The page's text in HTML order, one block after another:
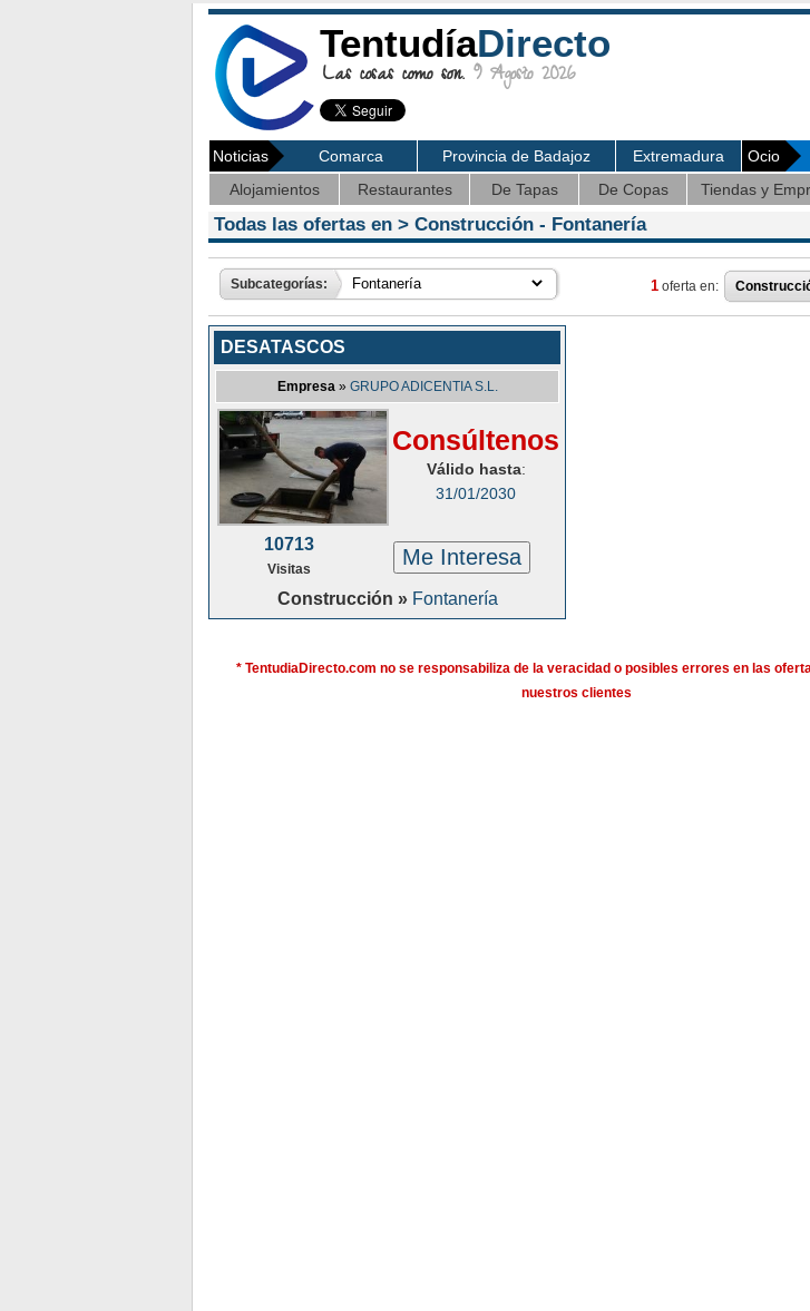
TentudíaDirecto
Las cosas como son. 9 Agosto 2026
Noticias Comarca Provincia de Badajoz Extremadura Ocio
Alojamientos
Restaurantes De Tapas De Copas Tiendas y
Todas las ofertas en > Construcción - Fontanería
Subcategorías: 1 oferta en:
DESATASCOS
Empresa» GRUPO ADICENTIA S.L.
Consúltenos
Válido hasta:
31/01/2030
10713
Visitas Me Interesa
Construcción » Fontanería
* TentudiaDirecto.com no se responsabiliza de la veracidad o posibles errores en las
nuestros clientes